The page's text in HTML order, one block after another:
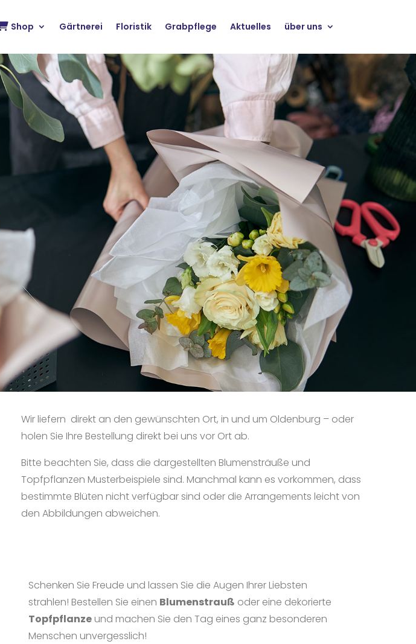
Shop Gärtnerei Floristik Grabpflege Aktuelles über uns
Wir liefern direkt an den gewünschten Ort, in und um Oldenburg – oder
holen Sie Ihre Bestellung direkt bei uns vor Ort ab.
Bitte beachten Sie, dass die dargestellten Blumensträuße und
Topfpflanzen Musterbeispiele sind. Manchmal kann es vorkommen, dass
bestimmte Blüten nicht verfügbar sind oder die Arrangements leicht von
den Abbildungen abweichen.
Schenken Sie Freude und lassen Sie die Augen Ihrer Liebsten
strahlen! Bestellen Sie einen Blumenstrauß oder eine dekorierte
Topfpflanzeund machen Sie den Tag eines ganz besonderen
Menschen unvergesslich!